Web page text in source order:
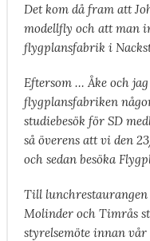
Det kom då fram att
modellfly och att man
flygplansfabrik i
Eftersom … Åke och
flygplansfabriken
studiebesök för SD
så överens att vi den
och sedan besöka
Till lunchrestaurangen
Molinder och Timrås
styrelsemöte innan